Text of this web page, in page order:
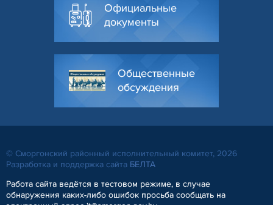
Официальные
документы
Общественные
обсуждения
© Сморгонский районный исполнительный комитет, 2026
Разработка и поддержка сайта БЕЛТА
Работа сайта ведётся в тестовом режиме, в случае
обнаружения каких-либо ошибок просьба сообщать на